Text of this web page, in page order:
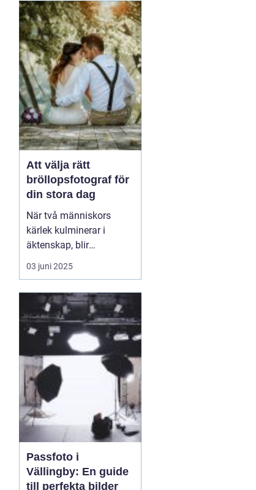
fotografins lins. I Umeå
finns det otaliga tillfällen
som är värda att f&o...
Att välja rätt
bröllopsfotograf för
din stora dag
När två människors
kärlek kulminerar i
äktenskap, blir
bröllopsdagen en av de
mest minnesvärda och
deras liv. Varje par
önskar att bevara dessa
ögonblick för att åte...
03 juni 2025
Passfoto i
Vällingby: En guide
till perfekta bilder